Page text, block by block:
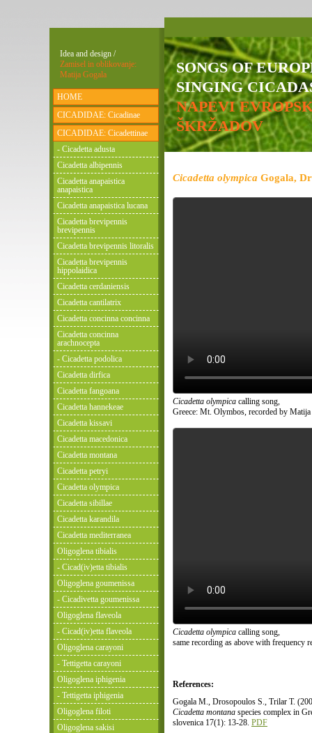
SONGS OF
SINGING
NAPEVI
ŠKRŽADOV
Cicadetta olympica Gogala,
Cicadetta olympica calling song,
Greece: Mt. Olymbos, recorded by Matija
Cicadetta olympica calling song,
same recording as above with frequency
References:
Gogala M., Drosopoulos S., Trilar T.
Cicadetta montana species complex in
slovenica 17(1): 13-28. PDF
Idea and design /
Zamisel in oblikovanje:
Matija Gogala
HOME
CICADIDAE: Cicadinae
CICADIDAE: Cicadettinae
- Cicadetta adusta
Cicadetta albipennis
Cicadetta anapaistica
anapaistica
Cicadetta anapaistica lucana
Cicadetta brevipennis
brevipennis
Cicadetta brevipennis litoralis
Cicadetta brevipennis
hippolaidica
Cicadetta cerdaniensis
Cicadetta cantilatrix
Cicadetta concinna concinna
Cicadetta concinna
arachnocepta
- Cicadetta podolica
Cicadetta dirfica
Cicadetta fangoana
Cicadetta hannekeae
Cicadetta kissavi
Cicadetta macedonica
Cicadetta montana
Cicadetta petryi
Cicadetta olympica
Cicadetta sibillae
Cicadetta karandila
Cicadetta mediterranea
Oligoglena tibialis
- Cicad(iv)etta tibialis
Oligoglena goumenissa
- Cicadivetta goumenissa
Oligoglena flaveola
- Cicad(iv)etta flaveola
Oligoglena carayoni
- Tettigetta carayoni
Oligoglena iphigenia
- Tettigetta iphigenia
Oligoglena filoti
Oligoglena sakisi